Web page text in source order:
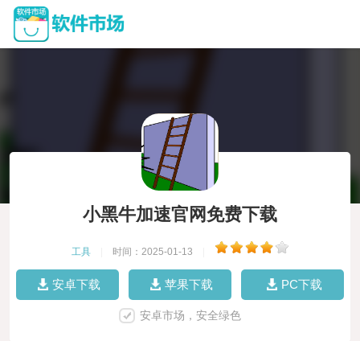
小黑牛加速官网免费下载
工具 时间：2025-01-13
安卓下载 苹果下载 PC下载
安卓市场，安全绿色